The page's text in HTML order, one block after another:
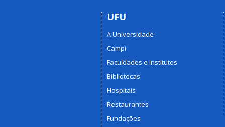
UFU
A Universidade
Campi
Faculdades e Institutos
Bibliotecas
Hospitais
Restaurantes
Fundações